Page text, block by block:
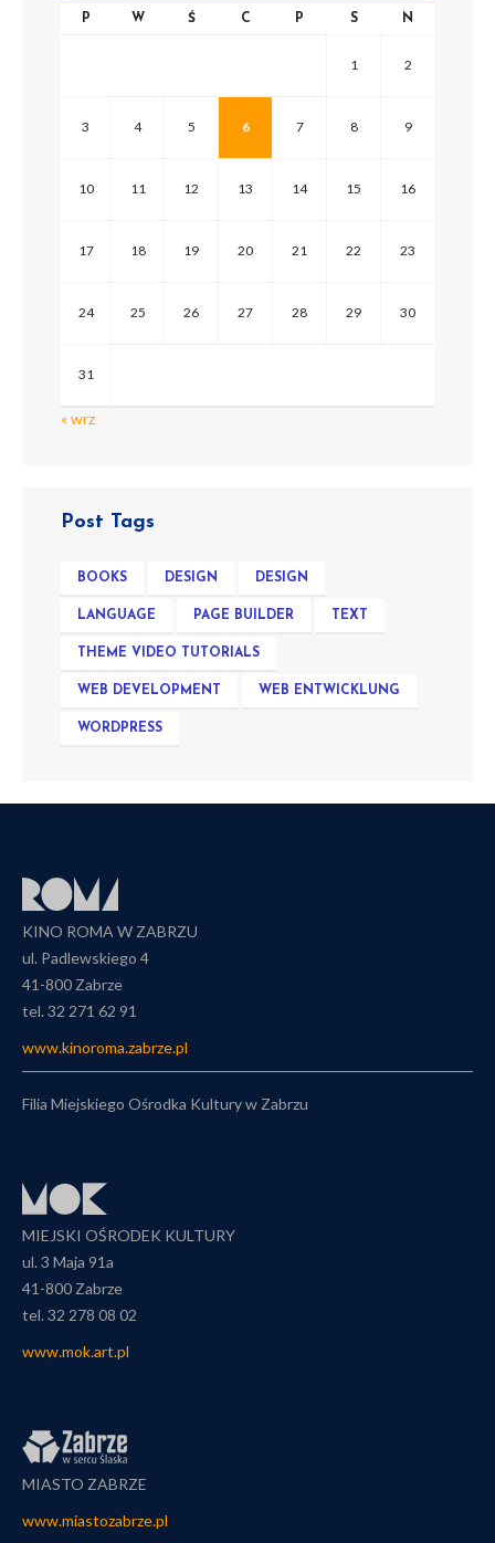
Ranuscha. Teren ten był od strony ulicy zabudowany niewielkim
P W Ś C P S N
1 2
3 4 5 6 7 8 9
10 11 12 13 14 15 16
17 18 19 20 21 22 23
24 25 26 27 28 29 30
31
« wrz
Post Tags
BOOKS DESIGN DESIGN
LANGUAGE PAGE BUILDER TEXT
THEME VIDEO TUTORIALS
WEB DEVELOPMENT WEB ENTWICKLUNG
WORDPRESS
KINO ROMA W ZABRZU
ul. Padlewskiego 4
41-800 Zabrze
tel. 32 271 62 91
www.kinoroma.zabrze.pl
Filia Miejskiego Ośrodka Kultury w Zabrzu
MIEJSKI OŚRODEK KULTURY
ul. 3 Maja 91a
41-800 Zabrze
tel. 32 278 08 02
www.mok.art.pl
MIASTO ZABRZE
www.miastozabrze.pl